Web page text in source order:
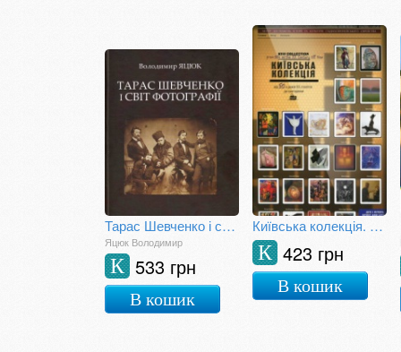
Тарас Шевченко і світ фотографії. Альбом-монографія
Яцюк Володимир
533 грн
К
В кошик
Київська колекція. Єврейська тема в творах художників України від 50-х
423 грн
К
В кошик